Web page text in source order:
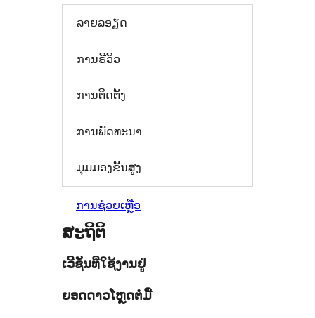
ລາຍລອຽດ
ການຣີວິວ
ການຕິດຕັ້ງ
ການພັດທະນາ
ມຸມມອງຂັ້ນສູງ
ການຊ່ວຍເຫຼືອ
ສະຖິຕິ
ເວີຊັນທີ່ໃຊ້ງານຢູ່
ຍອດດາວໂຫຼດຕໍ່ມື້